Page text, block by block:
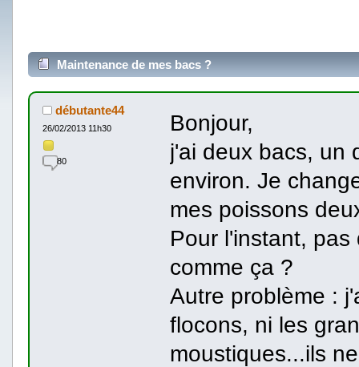
Maintenance de mes bacs ?
débutante44
26/02/2013 11h30
80
Bonjour,
j'ai deux bacs, un
environ. Je
mes poissons
Pour l'instant,
comme ça ?
Autre problème :
flocons, ni les
moustiques...ils